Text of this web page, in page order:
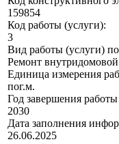
159854
Код работы (услуги):
3
Вид работы (услуги)
Ремонт
Единица измерения
пог.м.
Год завершения
2030
Дата заполнения
26.06.2025